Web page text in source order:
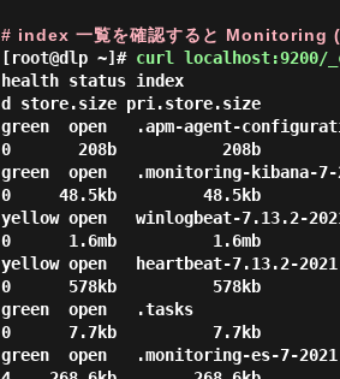
# index 一覧を確認すると Monitoring
[root@dlp ~]# curl localhost:9200/
health status index
d store.size pri.store.size
green  open   .apm-agent-
0       208b           208b
green  open   .monitoring-kibana-
0     48.5kb         48.5kb
yellow open   winlogbeat-7.13.2-
0      1.6mb          1.6mb
yellow open   heartbeat-7.13.2-
0      578kb          578kb
green  open   .tasks
0      7.7kb          7.7kb
green  open   .monitoring-es-7-